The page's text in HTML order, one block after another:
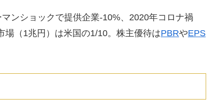
ンショックで提供企業-10%、2020年コロナ禍
場（1兆円）は米国の1/10。株主優待はPBRやEPS